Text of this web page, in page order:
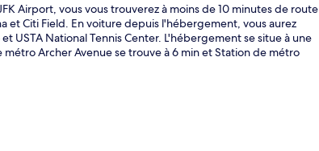
Hall
Airport, vous vous trouverez à moins de 10 minutes de route
Citi Field. En voiture depuis l'hébergement, vous aurez
USTA National Tennis Center. L'hébergement se situe à une
Archer Avenue se trouve à 6 min et Station de métro